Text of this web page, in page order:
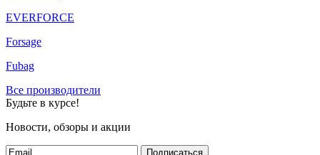
EVERFORCE
Forsage
Fubag
Все производители
Будьте в курсе!
Новости, обзоры и акции
Подписаться